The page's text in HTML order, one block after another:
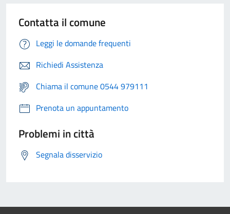
Contatta il comune
Leggi le domande frequenti
Richiedi Assistenza
Chiama il comune 0544 979111
Prenota un appuntamento
Problemi in città
Segnala disservizio